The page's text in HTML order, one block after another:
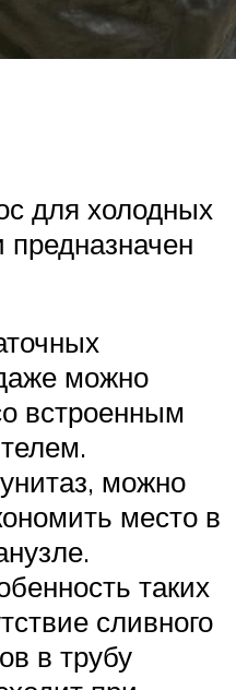
для холодных
предназначен
можно
встроенным
можно
место в
таких
сливного
в трубу